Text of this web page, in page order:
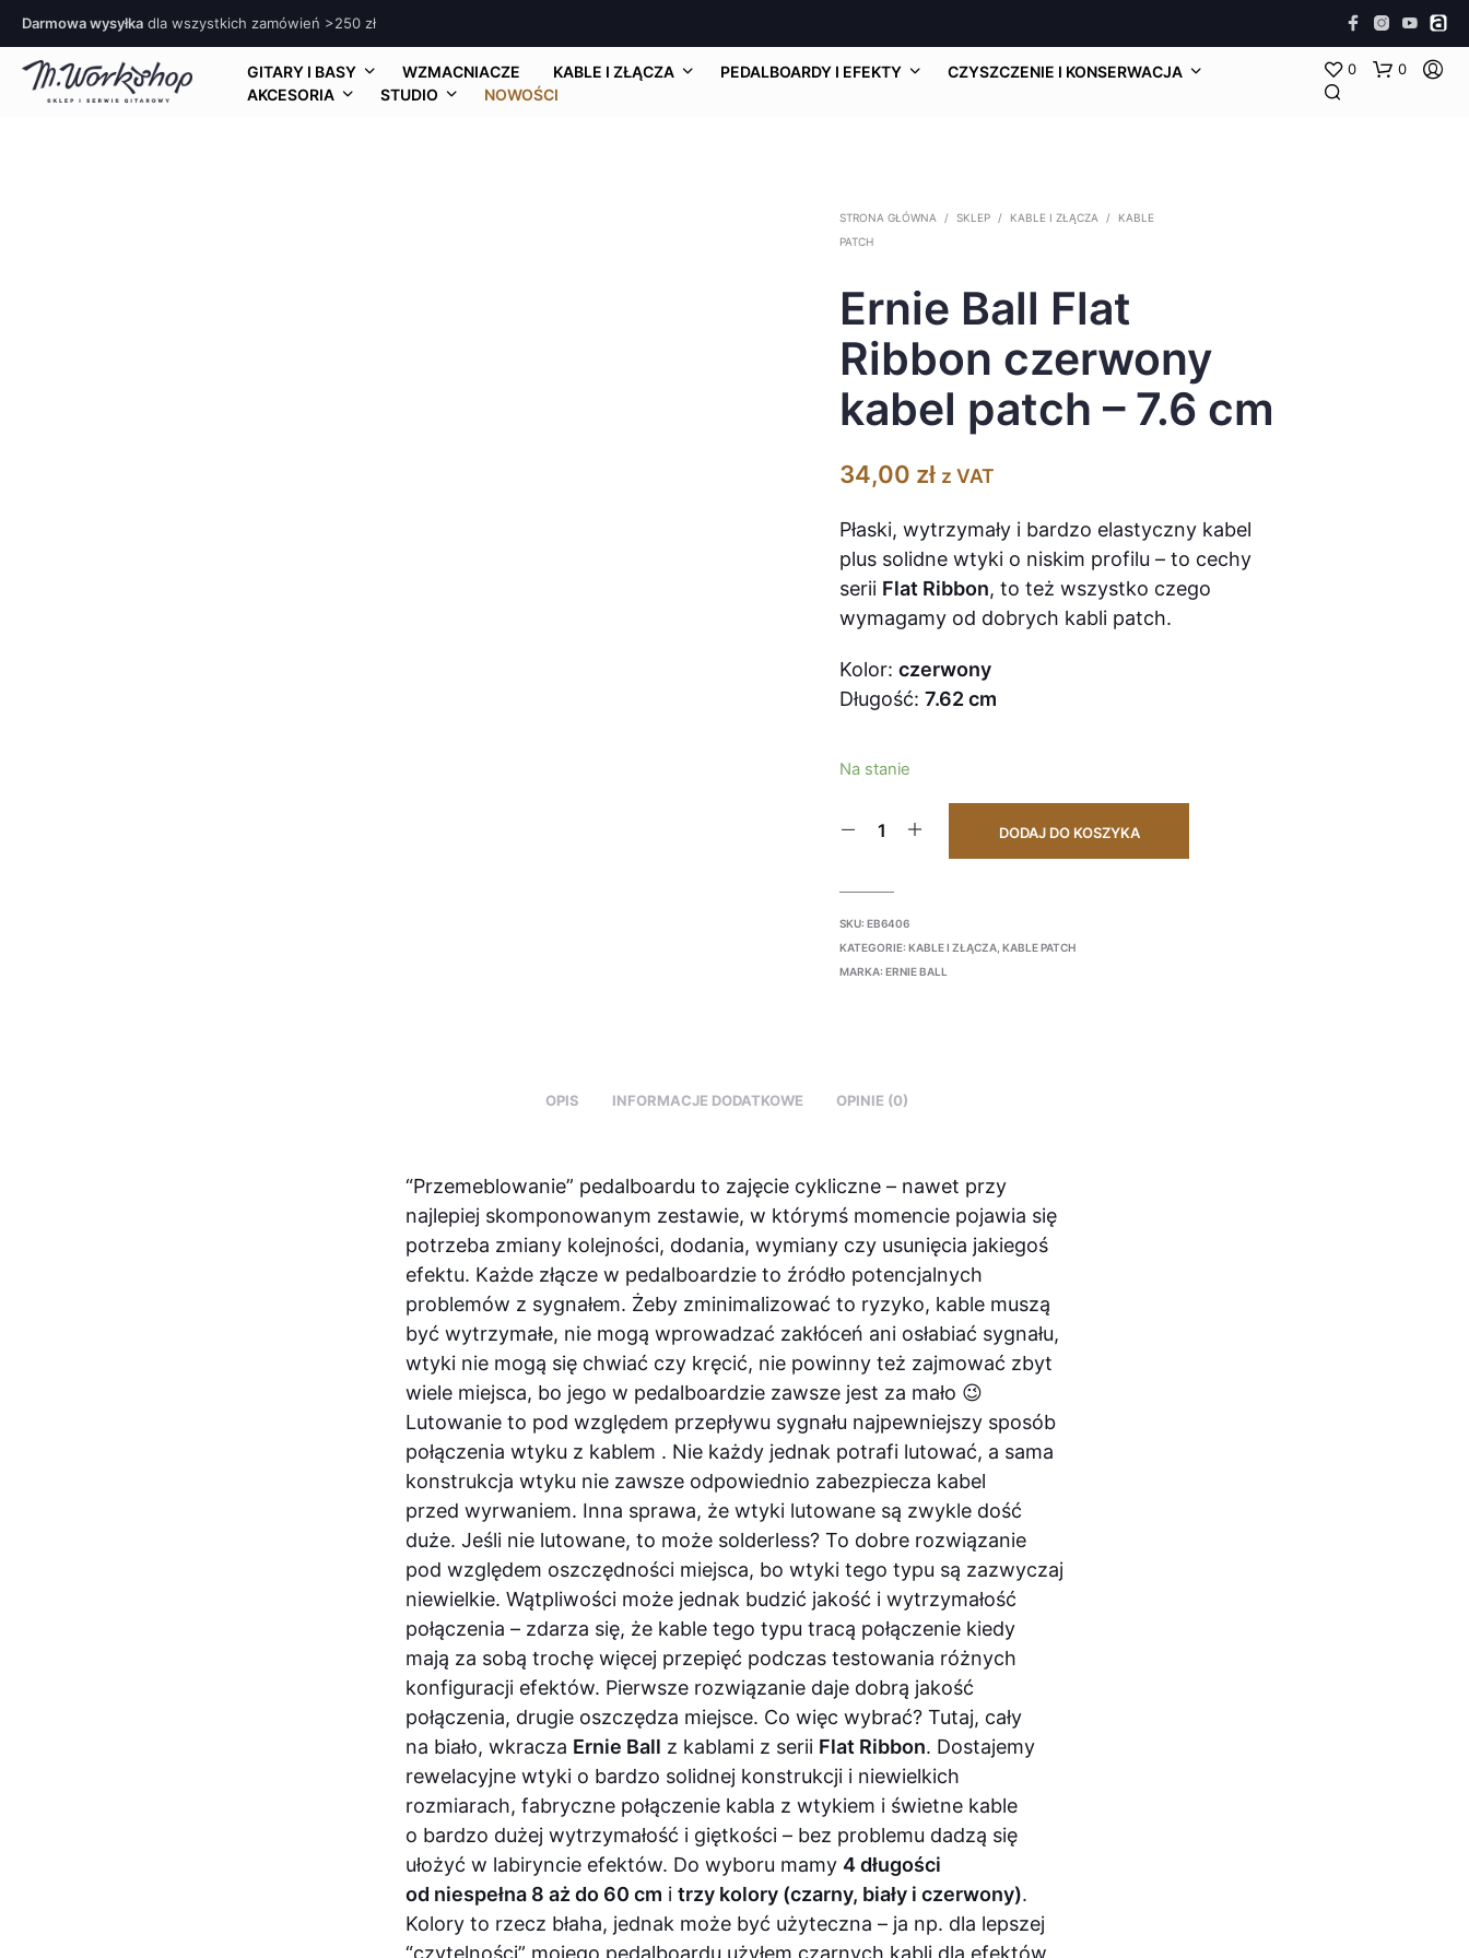
Darmowa wysyłka dla wszystkich zamówień >250 zł
GITARY I BASY WZMACNIACZE KABLE I ZŁĄCZA PEDALBOARDY I EFEKTY
CZYSZCZENIE I KONSERWACJA
AKCESORIA
STUDIO NOWOŚCI
0 0
STRONA GŁÓWNA / SKLEP / KABLE I ZŁĄCZA /
KABLE
PATCH
Ernie Ball Flat
Ribbon czerwony
kabel patch – 7.6 cm
34,00 zł z VAT
Płaski, wytrzymały i bardzo elastyczny kabel
plus solidne wtyki o niskim profilu – to cechy
serii Flat Ribbon, to też wszystko czego
wymagamy od dobrych kabli patch.
Kolor:czerwony
Długość:7.62 cm
Na stanie
DODAJ DO KOSZYKA
SKU:EB6406
KATEGORIE:KABLE I ZŁĄCZA ,KABLE PATCH
MARKA:ERNIE BALL
OPIS INFORMACJE DODATKOWE OPINIE (0)
“Przemeblowanie” pedalboardu to zajęcie cykliczne – nawet przy
najlepiej skomponowanym zestawie, w którymś momencie pojawia się
potrzeba zmiany kolejności, dodania, wymiany czy usunięcia jakiegoś
efektu. Każde złącze w pedalboardzie to źródło potencjalnych
problemów z sygnałem. Żeby zminimalizować to ryzyko, kable muszą
być wytrzymałe, nie mogą wprowadzać zakłóceń ani osłabiać sygnału,
wtyki nie mogą się chwiać czy kręcić, nie powinny też zajmować zbyt
wiele miejsca, bo jego w pedalboardzie zawsze jest za mało 😉
Lutowanie to pod względem przepływu sygnału najpewniejszy sposób
połączenia wtyku z kablem . Nie każdy jednak potrafi lutować, a sama
konstrukcja wtyku nie zawsze odpowiednio zabezpiecza kabel
przed wyrwaniem. Inna sprawa, że wtyki lutowane są zwykle dość
duże. Jeśli nie lutowane, to może solderless? To dobre rozwiązanie
pod względem oszczędności miejsca, bo wtyki tego typu są zazwyczaj
niewielkie. Wątpliwości może jednak budzić jakość i wytrzymałość
połączenia – zdarza się, że kable tego typu tracą połączenie kiedy
mają za sobą trochę więcej przepięć podczas testowania różnych
konfiguracji efektów. Pierwsze rozwiązanie daje dobrą jakość
połączenia, drugie oszczędza miejsce. Co więc wybrać? Tutaj, cały
na biało, wkracza Ernie Ball z kablami z serii Flat Ribbon. Dostajemy
rewelacyjne wtyki o bardzo solidnej konstrukcji i niewielkich
rozmiarach, fabryczne połączenie kabla z wtykiem i świetne kable
o bardzo dużej wytrzymałość i giętkości – bez problemu dadzą się
ułożyć w labiryncie efektów. Do wyboru mamy 4 długości
od niespełna 8 aż do 60 cm i trzy kolory (czarny, biały i czerwony).
Kolory to rzecz błaha, jednak może być użyteczna – ja np. dla lepszej
“czytelności” mojego pedalboardu użyłem czarnych kabli dla efektów